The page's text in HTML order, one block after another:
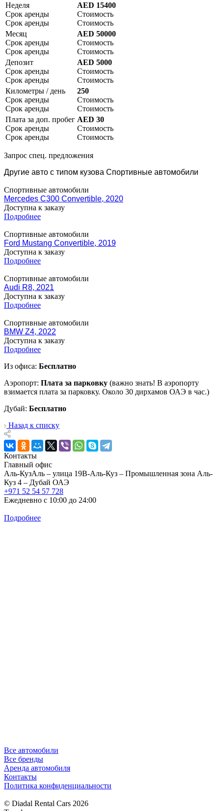
Неделя
Срок аренды
Срок аренды
AED 15400
Стоимость
Стоимость
Месяц
Срок аренды
Срок аренды
AED 50000
Стоимость
Стоимость
Депозит
Срок аренды
Срок аренды
AED 5000
Стоимость
Стоимость
Километры / день
Срок аренды
Срок аренды
250
Стоимость
Стоимость
Плата за доп. пробег
Срок аренды
Срок аренды
AED 30
Стоимость
Стоимость
Запрос спец. предложения
Другие авто с типом кузова Спортивные автомобили
Спортивные автомобили
Mercedes C300 Convertible, 2020
Доступна к заказу
Подробнее
Спортивные автомобили
Ford Mustang Convertible, 2019
Доступна к заказу
Подробнее
Спортивные автомобили
Audi R8, 2021
Доступна к заказу
Подробнее
Спортивные автомобили
BMW Z4, 2022
Доступна к заказу
Подробнее
Из офиса: Бесплатно
Аэропорт: Плата за парковку (важно знать! В аэропорту
взимается плата за парковку. Около 30 дирхамов ОАЭ в час.)
Дубай: Бесплатно
Назад к списку
Контакты
Главный офис
Аль-КузАль – улица 19В-Аль-Куз – Промышленная зона Аль-
Куз 4 – Дубай ОАЭ
+971 52 54 57 728
Ежедневно с 10:00 до 24:00
Подробнее
Все автомобили
Все бренды
Аренда автомобиля
Контакты
Политика конфиденциальности
© Diadal Rental Cars 2026